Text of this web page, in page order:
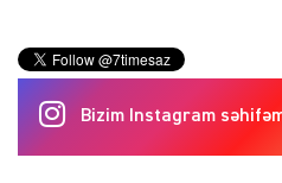
Bizim Instagram